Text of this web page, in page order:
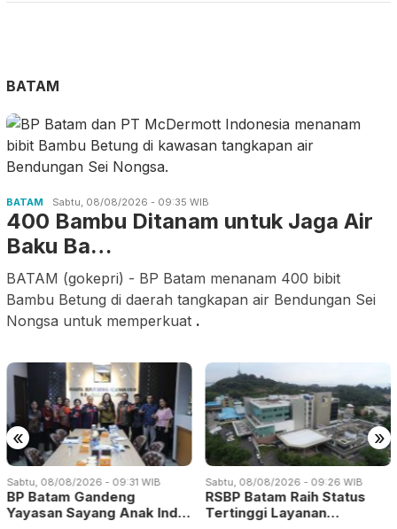
BATAM
BATAM Sabtu, 08/08/2026 - 09:35 WIB
400 Bambu Ditanam untuk Jaga Air
Baku Ba…
BATAM (gokepri) - BP Batam menanam 400 bibit
Bambu Betung di daerah tangkapan air Bendungan Sei
Nongsa untuk memperkuat .
« »
Sabtu, 08/08/2026 - 09:31 WIB
BP Batam Gandeng
Yayasan Sayang Anak Ind…
Sabtu, 08/08/2026 - 09:26 WIB
RSBP Batam Raih Status
Tertinggi Layanan…